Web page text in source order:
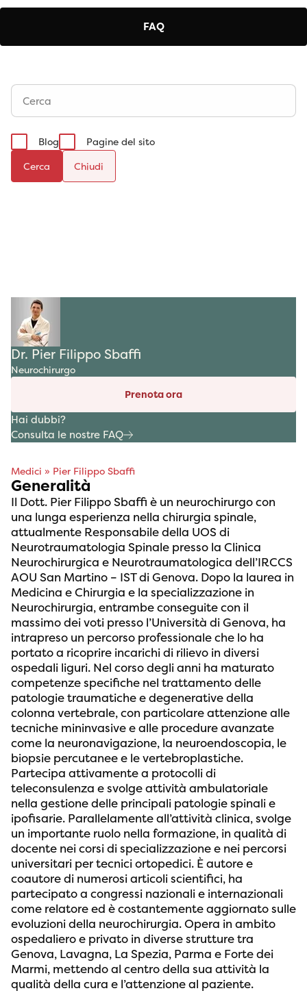
FAQ
Blog
Pagine del sito
Cerca
Dr. Pier Filippo Sbaffi
Neurochirurgo
Prenota ora
Hai dubbi?
Consulta le nostre FAQ
Medici » Pier Filippo Sbaffi
Generalità
Il Dott. Pier Filippo Sbaffi è un neurochirurgo con
una lunga esperienza nella chirurgia spinale,
attualmente Responsabile della UOS di
Neurotraumatologia Spinale presso la Clinica
Neurochirurgica e Neurotraumatologica dell’IRCCS
AOU San Martino – IST di Genova. Dopo la laurea in
Medicina e Chirurgia e la specializzazione in
Neurochirurgia, entrambe conseguite con il
massimo dei voti presso l’Università di Genova, ha
intrapreso un percorso professionale che lo ha
portato a ricoprire incarichi di rilievo in diversi
ospedali liguri. Nel corso degli anni ha maturato
competenze specifiche nel trattamento delle
patologie traumatiche e degenerative della
colonna vertebrale, con particolare attenzione alle
tecniche mininvasive e alle procedure avanzate
come la neuronavigazione, la neuroendoscopia, le
biopsie percutanee e le vertebroplastiche.
Partecipa attivamente a protocolli di
teleconsulenza e svolge attività ambulatoriale
nella gestione delle principali patologie spinali e
ipofisarie. Parallelamente all’attività clinica, svolge
un importante ruolo nella formazione, in qualità di
docente nei corsi di specializzazione e nei percorsi
universitari per tecnici ortopedici. È autore e
coautore di numerosi articoli scientifici, ha
partecipato a congressi nazionali e internazionali
come relatore ed è costantemente aggiornato sulle
evoluzioni della neurochirurgia. Opera in ambito
ospedaliero e privato in diverse strutture tra
Genova, Lavagna, La Spezia, Parma e Forte dei
Marmi, mettendo al centro della sua attività la
qualità della cura e l’attenzione al paziente.